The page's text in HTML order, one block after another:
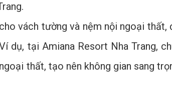
vách tường và nệm nội ngoại
dụ, tại Amiana Resort Nha Trang,
thất, tạo nên không gian sang